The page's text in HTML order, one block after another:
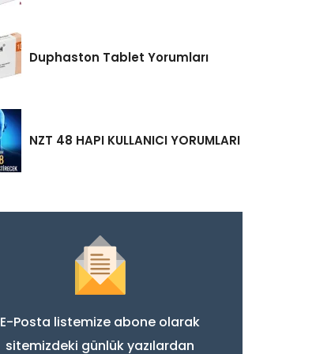
Duphaston Tablet Yorumları
NZT 48 HAPI KULLANICI YORUMLARI
E-Posta listemize abone olarak
sitemizdeki günlük yazılardan